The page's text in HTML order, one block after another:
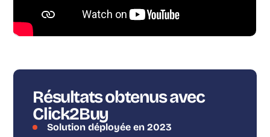
Résultats obtenus avec
Click2Buy
Solution déployée en 2023